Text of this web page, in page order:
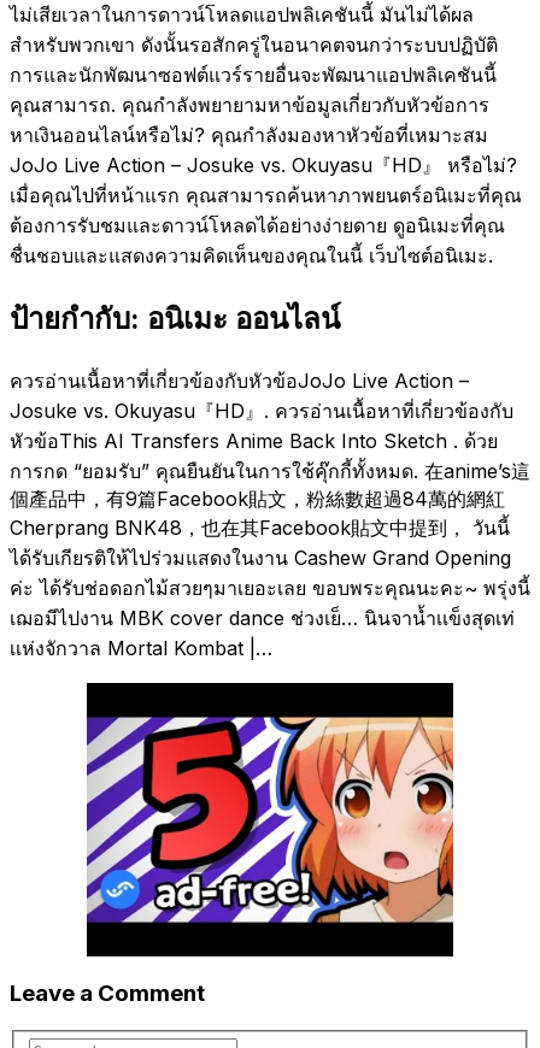
ไม่เสียเวลาในการดาวน์โหลดแอปพลิเคชันนี้ มันไม่ได้ผล
สำหรับพวกเขา ดังนั้นรอสักครู่ในอนาคตจนกว่าระบบปฏิบัติ
การและนักพัฒนาซอฟต์แวร์รายอื่นจะพัฒนาแอปพลิเคชันนี้
คุณสามารถ. คุณกำลังพยายามหาข้อมูลเกี่ยวกับหัวข้อการ
หาเงินออนไลน์หรือไม่? คุณกำลังมองหาหัวข้อที่เหมาะสม
JoJo Live Action – Josuke vs. Okuyasu『HD』 หรือไม่?
เมื่อคุณไปที่หน้าแรก คุณสามารถค้นหาภาพยนตร์อนิเมะที่คุณ
ต้องการรับชมและดาวน์โหลดได้อย่างง่ายดาย ดูอนิเมะที่คุณ
ชื่นชอบและแสดงความคิดเห็นของคุณในนี้ เว็บไซต์อนิเมะ.
ป้ายกำกับ: อนิเมะ ออนไลน์
ควรอ่านเนื้อหาที่เกี่ยวข้องกับหัวข้อJoJo Live Action –
Josuke vs. Okuyasu『HD』. ควรอ่านเนื้อหาที่เกี่ยวข้องกับ
หัวข้อThis AI Transfers Anime Back Into Sketch . ด้วย
การกด “ยอมรับ” คุณยืนยันในการใช้คุ๊กกี้ทั้งหมด. 在anime’s這
個產品中，有9篇Facebook貼文，粉絲數超過84萬的網紅
Cherprang BNK48，也在其Facebook貼文中提到， วันนี้
ได้รับเกียรติให้ไปร่วมแสดงในงาน Cashew Grand Opening
ค่ะ ได้รับช่อดอกไม้สวยๆมาเยอะเลย ขอบพระคุณนะคะ~ พรุ่งนี้
เฌอมีไปงาน MBK cover dance ช่วงเย็… นินจาน้ำเเข็งสุดเท่
เเห่งจักวาล Mortal Kombat |…
Leave a Comment